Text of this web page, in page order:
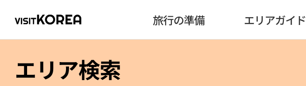
旅行の準備 エリアガイド
エリア検索